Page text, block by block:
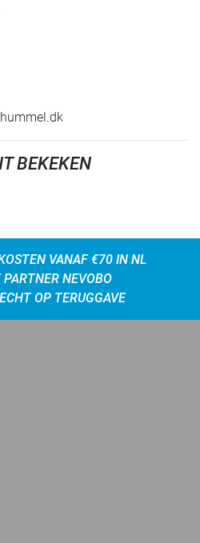
BEKEKEN
VANAF €70 IN NL
PARTNER NEVOBO
OP TERUGGAVE